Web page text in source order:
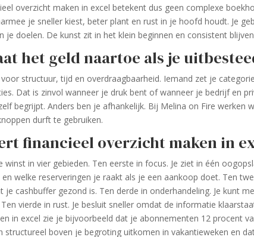
overzicht maken in excel betekent dus geen complexe
je sneller kiest, beter plant en rust in je hoofd houdt. Je
je doelen. De kunst zit in het klein beginnen en consistent
het geld naartoe als je
voor structuur, tijd en overdraagbaarheid. Iemand zet je
Dat is zinvol wanneer je druk bent of wanneer je bedrijf en
begrijpt. Anders ben je afhankelijk. Bij Melina on Fire werken
durft te gebruiken.
financieel overzicht maken in
winst in vier gebieden. Ten eerste in focus. Je ziet in één
welke reserveringen je raakt als je een aankoop doet. Ten
je cashbuffer gezond is. Ten derde in onderhandeling. Je kunt
vierde in rust. Je besluit sneller omdat de informatie
in excel zie je bijvoorbeeld dat je abonnementen 12 procent
structureel boven je begroting uitkomen in vakantieweken en